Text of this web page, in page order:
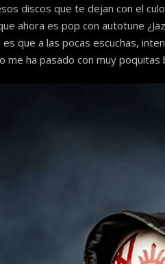
discos que te dejan con el
ahora es pop con autotune
es que a las pocas escuchas,
me ha pasado con muy